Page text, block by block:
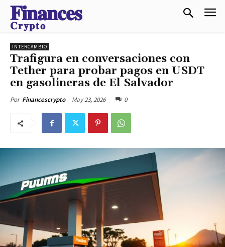
𝐅𝐢𝐧𝐚𝐧𝐜𝐞𝐬
𝐂𝐫𝐲𝐩𝐭𝐨
INTERCAMBIO
Trafigura en conversaciones con
Tether para probar pagos en USDT
en gasolineras de El Salvador
Por Financescrypto May 23, 2026 0